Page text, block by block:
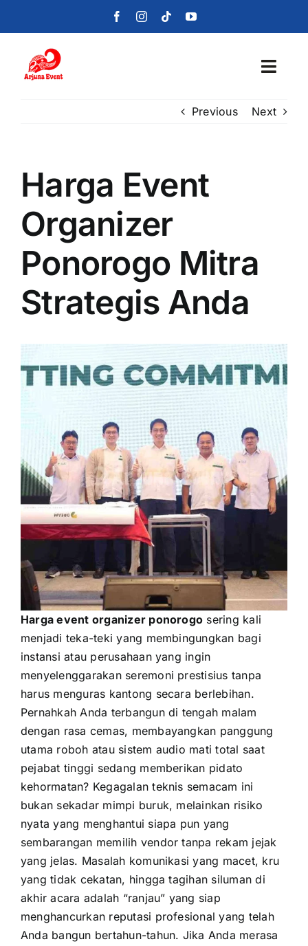
Beranda
Foto
Blog
PRICELIST
Hubungi Kami
Previous Next
Harga Event
Organizer
Ponorogo Mitra
Strategis Anda
Harga event organizer ponorogo sering kali
menjadi teka-teki yang membingungkan bagi
instansi atau perusahaan yang ingin
menyelenggarakan seremoni prestisius tanpa
harus menguras kantong secara berlebihan.
Pernahkah Anda terbangun di tengah malam
dengan rasa cemas, membayangkan panggung
utama roboh atau sistem audio mati total saat
pejabat tinggi sedang memberikan pidato
kehormatan? Kegagalan teknis semacam ini
bukan sekadar mimpi buruk, melainkan risiko
nyata yang menghantui siapa pun yang
sembarangan memilih vendor tanpa rekam jejak
yang jelas. Masalah komunikasi yang macet, kru
yang tidak cekatan, hingga tagihan siluman di
akhir acara adalah “ranjau” yang siap
menghancurkan reputasi profesional yang telah
Anda bangun bertahun-tahun. Jika Anda merasa